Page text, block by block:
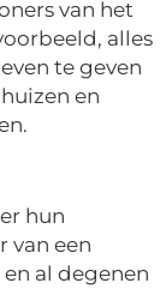
van het
alles
te geven
en
hun
van een
al degenen